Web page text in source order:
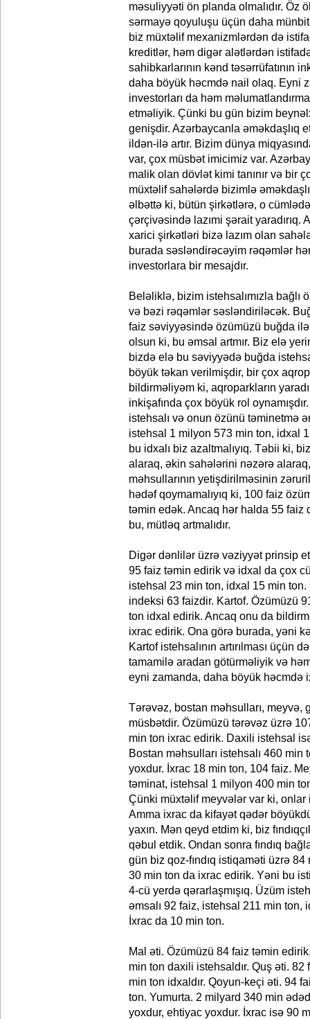
məsuliyyəti ön planda olmalıdır. Öz
sərmayə qoyuluşu üçün daha
biz müxtəlif mexanizmlərdən də
kreditlər, həm digər alətlərdən
sahibkarlarının kənd təsərrüfatının
daha böyük həcmdə nail olaq. Eyni
investorları da həm
etməliyik. Çünki bu gün bizim
genişdir. Azərbaycanla əməkdaşlıq
ildən-ilə artır. Bizim dünya
var, çox müsbət imicimiz var.
malik olan dövlət kimi tanınır və bir
müxtəlif sahələrdə bizimlə
əlbəttə ki, bütün şirkətlərə, o
çərçivəsində lazımi şərait yaradırıq.
xarici şirkətləri bizə lazım olan
burada səsləndirəcəyim rəqəmlər
investorlara bir mesajdır.
Beləliklə, bizim istehsalımızla bağlı
və bəzi rəqəmlər səsləndiriləcək.
faiz səviyyəsində özümüzü buğda
olsun ki, bu əmsal artmır. Biz elə
bizdə elə bu səviyyədə buğda
böyük təkan verilmişdir, bir çox
bildirməliyəm ki, aqroparkların
inkişafında çox böyük rol
istehsalı və onun özünü təminetmə
istehsal 1 milyon 573 min ton, idxal
bu idxalı biz azaltmalıyıq. Təbii ki,
alaraq, əkin sahələrini nəzərə
məhsullarının yetişdirilməsinin
hədəf qoymamalıyıq ki, 100 faiz
təmin edək. Ancaq hər halda 55 faiz
bu, mütləq artmalıdır.
Digər dənlilər üzrə vəziyyət prinsip
95 faiz təmin edirik və idxal da çox
istehsal 23 min ton, idxal 15 min
indeksi 63 faizdir. Kartof. Özümüzü
ton idxal edirik. Ancaq onu da
ixrac edirik. Ona görə burada, yəni
Kartof istehsalının artırılması üçün
tamamilə aradan götürməliyik və
eyni zamanda, daha böyük həcmdə
Tərəvəz, bostan məhsulları, meyvə,
müsbətdir. Özümüzü tərəvəz üzrə
min ton ixrac edirik. Daxili istehsal
Bostan məhsulları istehsalı 460
yoxdur. İxrac 18 min ton, 104 faiz.
təminat, istehsal 1 milyon 400 min
Çünki müxtəlif meyvələr var ki,
Amma ixrac da kifayət qədər
yaxın. Mən qeyd etdim ki, biz
qəbul etdik. Ondan sonra fındıq
gün biz qoz-fındıq istiqaməti üzrə
30 min ton da ixrac edirik. Yəni bu
4-cü yerdə qərarlaşmışıq. Üzüm
əmsalı 92 faiz, istehsal 211 min ton,
İxrac da 10 min ton.
Mal əti. Özümüzü 84 faiz təmin
min ton daxili istehsaldır. Quş əti.
min ton idxaldır. Qoyun-keçi əti. 94
ton. Yumurta. 2 milyard 340 min
yoxdur, ehtiyac yoxdur. İxrac isə 90